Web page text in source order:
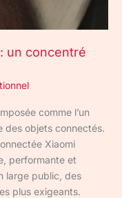
un concentré
comme l’un
des objets connectés.
Xiaomi
performante et
large public, des
plus exigeants.